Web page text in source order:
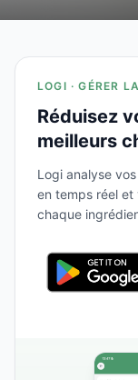
LOGI · GÉRER
Réduisez
meilleurs
Logi analyse
en temps réel
chaque